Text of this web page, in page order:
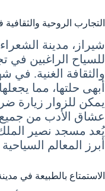
التجارب الروحية
شيراز، مدينة
للسياح الراغبين في
والثقافة الغنية. في
أبهى حلتها، مما
يمكن للزوار زيارة
عشاق الأدب من جميع
يُعد مسجد نصير
أبرز المعالم
الاستمتاع بالطبيعة في